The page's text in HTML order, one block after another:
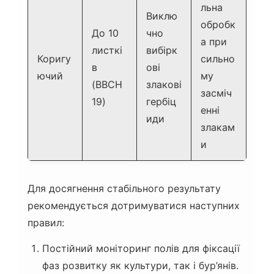
Коригу
ючий
До 10
листкі
в
(BBCH
19)
Виклю
чно
вибірк
ові
злакові
гербіц
иди
льна
обробк
а при
сильно
му
засміч
енні
злакам
и
Для досягнення стабільного результату
рекомендується дотримуватися наступних
правил:
Постійний моніторинг полів для фіксації
фаз розвитку як культури, так і бур’янів.